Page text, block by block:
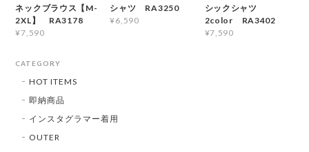
ネックブラウス【M-
2XL】 RA3178
¥7,590
シャツ RA3250
¥6,590
シックシャツ
2color RA3402
¥7,590
CATEGORY
HOT ITEMS
即納商品
インスタグラマー着用
OUTER